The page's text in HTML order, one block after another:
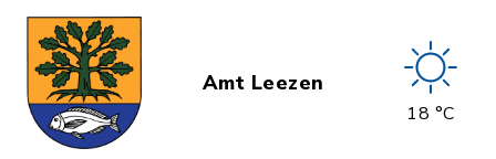
Amt Leezen
18 °C